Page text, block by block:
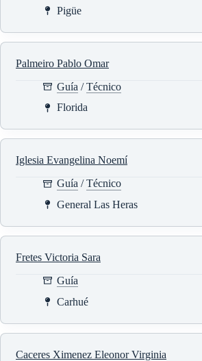
Pigüe
Palmeiro Pablo Omar
Guía /Técnico
Florida
Iglesia Evangelina Noemí
Guía /Técnico
General Las Heras
Fretes Victoria Sara
Guía
Carhué
Caceres Ximenez Eleonor Virginia